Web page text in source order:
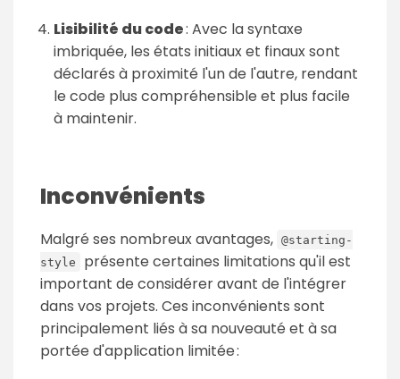
Lisibilité du code: Avec la syntaxe
imbriquée, les états initiaux et finaux sont
déclarés à proximité l'un de l'autre, rendant
le code plus compréhensible et plus facile
à maintenir.
Inconvénients
Malgré ses nombreux avantages, @starting-
style
présente certaines limitations qu'il est
important de considérer avant de l'intégrer
dans vos projets. Ces inconvénients sont
principalement liés à sa nouveauté et à sa
portée d'application limitée :